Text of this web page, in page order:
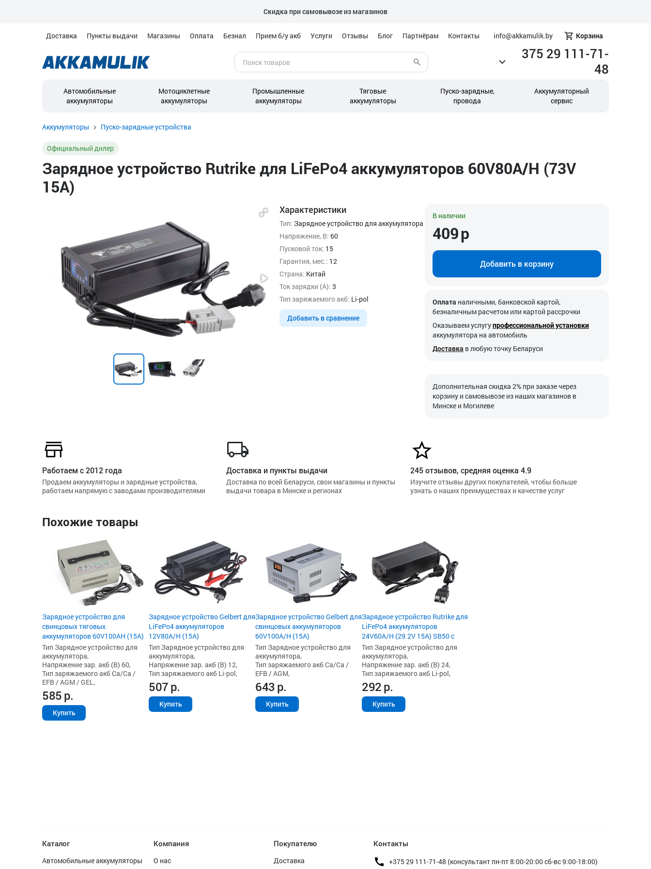
Скидка при самовывозе из магазинов
Доставка Пункты выдачи Магазины Оплата Безнал Прием б/у акб Услуги Отзывы Блог Партнёрам Контакты info@akkamulik.by Корзина
375 29 111-71-
48
Автомобильные
аккумуляторы
Мотоциклетные
аккумуляторы
Промышленные
аккумуляторы
Тяговые
аккумуляторы
Пуско-зарядные,
провода
Аккумуляторный
сервис
Аккумуляторы Пуско-зарядные устройства
Официальный дилер
Зарядное устройство Rutrike для LiFePo4 аккумуляторов 60V80A/H (73V
15A)
Характеристики
Тип: Зарядное устройство для аккумулятора
Напряжение, В: 60
Пусковой ток: 15
Гарантия, мес.: 12
Страна: Китай
Ток зарядки (А): 3
Тип заряжаемого акб: Li-pol
Добавить в сравнение
В наличии
409р
Добавить в корзину
Оплата наличными, банковской картой,
безналичным расчетом или картой рассрочки
Оказываем услугупрофессиональной установки
аккумулятора на автомобиль
Доставка в любую точку Беларуси
Дополнительная скидка 2% при заказе через
корзину и самовывозе из наших магазинов в
Минске и Могилеве
Работаем с 2012 года
Продаем аккумуляторы и зарядные устройства,
работаем напрямую с заводами производителями
Доставка и пункты выдачи
Доставка по всей Беларуси, свои магазины и пункты
выдачи товара в Минске и регионах
245 отзывов, средняя оценка 4.9
Изучите отзывы других покупателей, чтобы больше
узнать о наших преимуществах и качестве услуг
Похожие товары
Зарядное устройство для
свинцовых тяговых
аккумуляторов 60V100AН (15A)
Тип Зарядное устройство для
аккумулятора,
Напряжение зар. акб (В) 60,
Тип заряжаемого акб Ca/Ca /
EFB / AGM / GEL,
585р.
Купить
Зарядное устройство Gelbert для
LiFePo4 аккумуляторов
12V80A/H (15А)
Тип Зарядное устройство для
аккумулятора,
Напряжение зар. акб (В) 12,
Тип заряжаемого акб Li-pol,
507р.
Купить
Зарядное устройство Gelbert для
свинцовых аккумуляторов
60V100A/Н (15A)
Тип Зарядное устройство для
аккумулятора,
Тип заряжаемого акб Ca/Ca /
EFB / AGM,
643р.
Купить
Зарядное устройство Rutrike для
LiFePo4 аккумуляторов
24V60A/H (29.2V 15A) SB50 c
Тип Зарядное устройство для
аккумулятора,
Напряжение зар. акб (В) 24,
Тип заряжаемого акб Li-pol,
292р.
Купить
Каталог
Автомобильные аккумуляторы
Компания
О нас
Покупателю
Доставка
Контакты
+375 29 111-71-48 (консультант пн-пт 8:00-20:00 сб-вс 9:00-18:00)